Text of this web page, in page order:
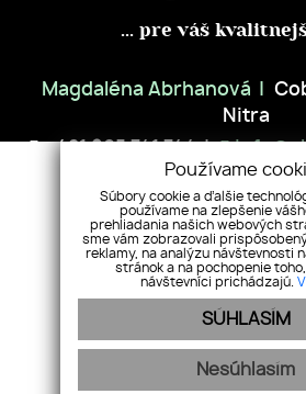
... pre váš
Magdaléna Abrhanová
Nitra
+421 905 741 744
NEHNUTEĽNOSTI
REFERENCIE
SLUŽBY BLOG
Používame
Súbory cookie a ďalšie
používame na zlepšenie
prehliadania našich webových
sme vám zobrazovali
reklamy, na analýzu návštevnosti
stránok a na pochopenie
návštevníci prichádzajú.
SÚHLASÍM
Nesúhlasím